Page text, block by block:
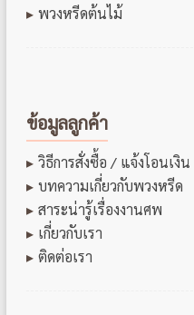
พวงหรีดต้นไม้
ข้อมูลลูกค้า
วิธีการสั่งซื้อ / แจ้งโอนเงิน
บทความเกี่ยวกับพวงหรีด
สาระน่ารู้เรื่องงานศพ
เกี่ยวกับเรา
ติดต่อเรา